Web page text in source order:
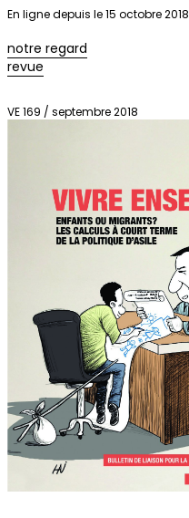
En ligne depuis le 15 octobre 2018
notre regard
revue
VE 169 / septembre 2018